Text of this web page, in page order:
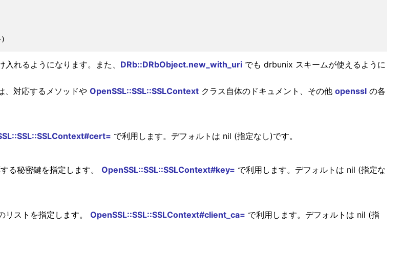
れるようになります。また、 DRb::DRbObject.new_with_uriでも drbunix スキームが使えるように
、対応するメソッドや OpenSSL::SSL::SSLContextクラス自体のドキュメント、その他 opensslの各
で利用します。デフォルトは nil (指定なし)です。
る秘密鍵を指定します。 OpenSSL::SSL::SSLContext#key= で利用します。デフォルトは nil (指定な
リストを指定します。 OpenSSL::SSL::SSLContext#client_ca= で利用します。デフォルトは nil (指